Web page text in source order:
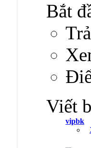
Bắt
Viết
vipbk